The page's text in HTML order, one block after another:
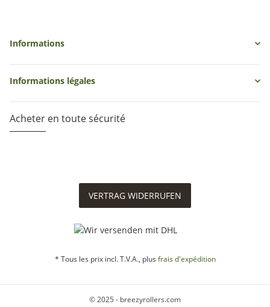
Informations
Informations légales
Acheter en toute sécurité
VERTRAG WIDERRUFEN
* Tous les prix incl. T.V.A., plus frais d'expédition
© 2025 - breezyrollers.com